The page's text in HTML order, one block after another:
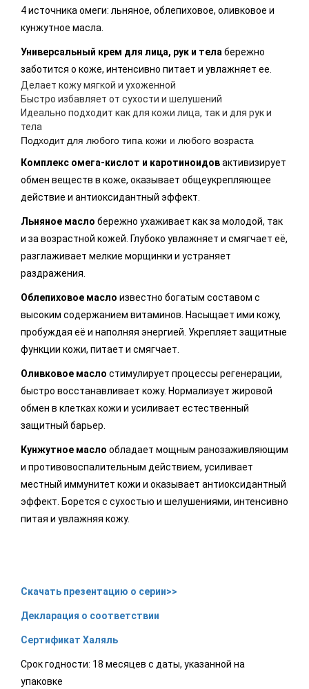
4 источника омеги: льняное, облепиховое, оливковое и
кунжутное масла.
Универсальный крем для лица, рук и телабережно
заботится о коже, интенсивно питает и увлажняет ее.
Делает кожу мягкой и ухоженной
Быстро избавляет от сухости и шелушений
Идеально подходит как для кожи лица, так и для рук и
тела
Подходит для любого типа кожи и любого возраста
Комплекс омега-кислот и каротиноидовактивизирует
обмен веществ в коже, оказывает общеукрепляющее
действие и антиоксидантный эффект.
Льняное масло бережно ухаживает как за молодой, так
и за возрастной кожей. Глубоко увлажняет и смягчает её,
разглаживает мелкие морщинки и устраняет
раздражения.
Облепиховое масло известно богатым составом с
высоким содержанием витаминов. Насыщает ими кожу,
пробуждая её и наполняя энергией. Укрепляет защитные
функции кожи, питает и смягчает.
Оливковое масло стимулирует процессы регенерации,
быстро восстанавливает кожу. Нормализует жировой
обмен в клетках кожи и усиливает естественный
защитный барьер.
Кунжутное масло обладает мощным ранозаживляющим
и противовоспалительным действием, усиливает
местный иммунитет кожи и оказывает антиоксидантный
эффект. Борется с сухостью и шелушениями, интенсивно
питая и увлажняя кожу.
Скачать презентацию о серии>>
Декларация о соответствии
Сертификат Халяль
Срок годности: 18 месяцев с даты, указанной на
упаковке